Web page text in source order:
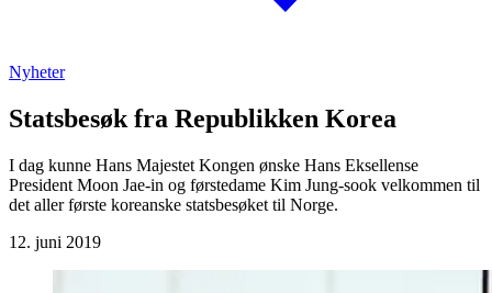
Nyheter
Statsbesøk fra Republikken Korea
I dag kunne Hans Majestet Kongen ønske Hans Eksellense
President Moon Jae-in og førstedame Kim Jung-sook velkommen til
det aller første koreanske statsbesøket til Norge.
12. juni 2019